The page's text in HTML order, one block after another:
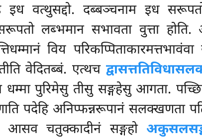
इध वत्थुसद्दो. दब्बञ्चनाम इध
लब्भमान सभावता वुत्ता होति.
विय
वेदितब्बं. एत्थच
धम्मा पुरिमेसु तीसु सङ्गहेसु आगता.
पदेहि अनिप्फन्नरूपानं सलक्खणता
आसव चतुक्कादीनं सङ्गहो